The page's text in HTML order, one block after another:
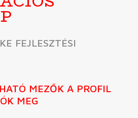
FEJLESZTÉSI
MEZŐK A PROFIL
MEG